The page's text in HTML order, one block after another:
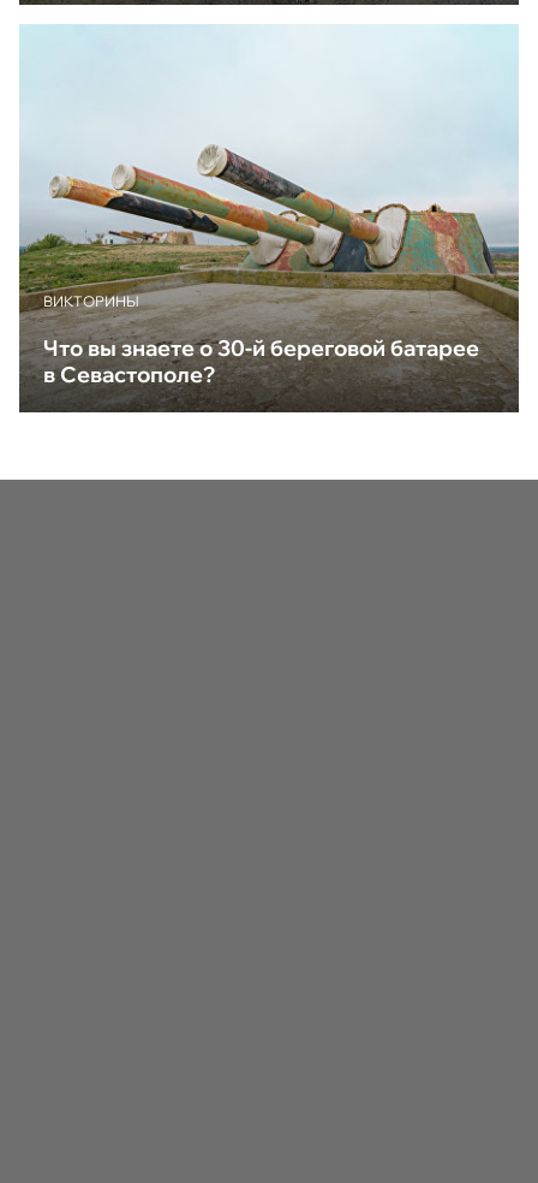
ВИКТОРИНЫ
Что вы знаете о 30-й береговой батарее
в Севастополе?